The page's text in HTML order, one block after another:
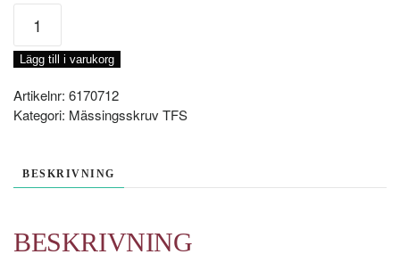
MÄSSINGSKRUV
TFS
2,5X20MM,
STYCK
mängd
Lägg till i varukorg
Artikelnr: 6170712
Kategori: Mässingsskruv TFS
BESKRIVNING
BESKRIVNING